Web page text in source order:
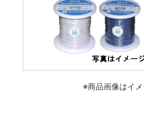
※商品画像はイメ